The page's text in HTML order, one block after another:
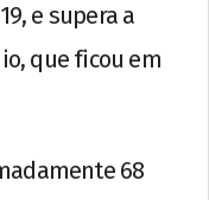
e supera a
que ficou em
68